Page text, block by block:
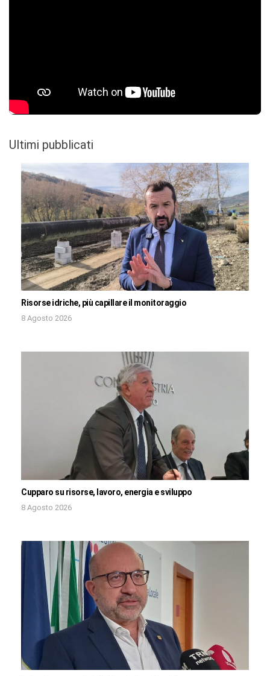
Ultimi pubblicati
Risorse idriche, più capillare il monitoraggio
8 Agosto 2026
Cupparo su risorse, lavoro, energia e sviluppo
8 Agosto 2026